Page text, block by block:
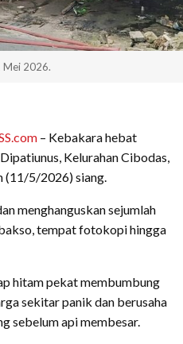
Mei 2026.
– Kebakara hebat
Kelurahan Cibodas,
(11/5/2026) siang.
menghanguskan sejumlah
tempat fotokopi hingga
hitam pekat membumbung
sekitar panik dan berusaha
sebelum api membesar.